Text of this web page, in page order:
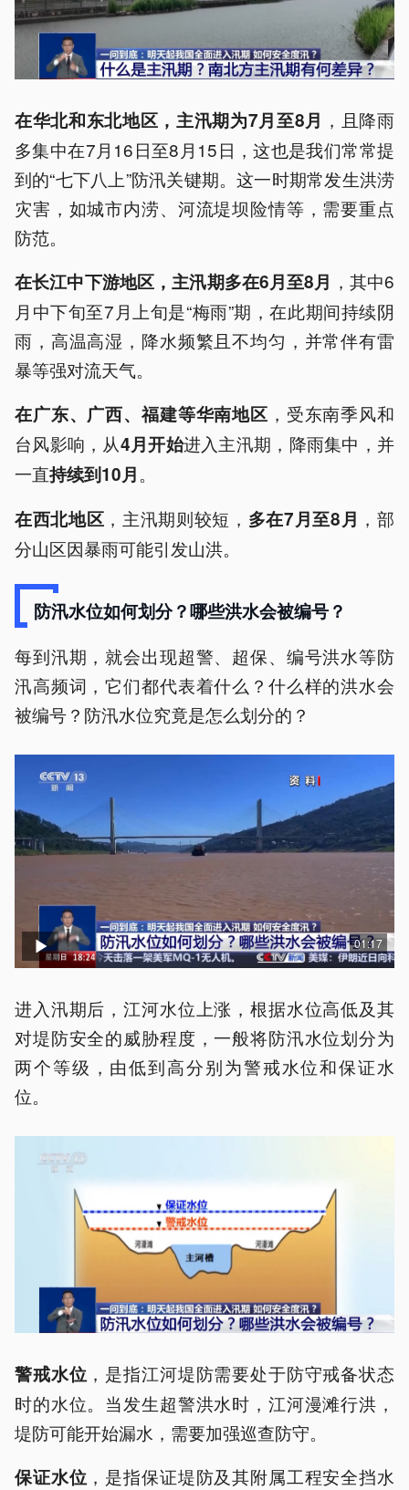
在华北和东北地区，主汛期为7月至8月 ，且降雨
多集中在7月16日至8月15日，这也是我们常常提
到的“七下八上”防汛关键期。这一时期常发生洪涝
灾害，如城市内涝、河流堤坝险情等，需要重点
防范。
在长江中下游地区，主汛期多在6月至8月 ，其中6
月中下旬至7月上旬是“梅雨”期，在此期间持续阴
雨，高温高湿，降水频繁且不均匀，并常伴有雷
暴等强对流天气。
在广东、广西、福建等华南地区 ，受东南季风和
台风影响，从4月开始进入主汛期，降雨集中，并
一直持续到10月。
在西北地区 ，主汛期则较短， 多在7月至8月 ，部
分山区因暴雨可能引发山洪。
防汛水位如何划分？哪些洪水会被编号？
每到汛期，就会出现超警、超保、编号洪水等防
汛高频词，它们都代表着什么？什么样的洪水会
被编号？防汛水位究竟是怎么划分的？
01:17
进入汛期后，江河水位上涨，根据水位高低及其
对堤防安全的威胁程度，一般将防汛水位划分为
两个等级，由低到高分别为警戒水位和保证水
位。
警戒水位 ，是指江河堤防需要处于防守戒备状态
时的水位。当发生超警洪水时，江河漫滩行洪，
堤防可能开始漏水，需要加强巡查防守。
保证水位 ，是指保证堤防及其附属工程安全挡水